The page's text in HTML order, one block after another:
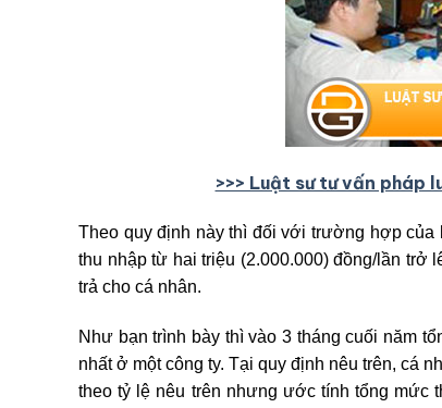
>>> Luật sư tư vấn
Theo quy định này thì đối với trường hợp của
thu nhập từ hai triệu (2.000.000) đồng/lần trở
trả cho cá nhân.
Như bạn trình bày thì vào 3 tháng cuối năm
nhất ở một công ty. Tại quy định nêu trên, cá
theo tỷ lệ nêu trên nhưng ước tính tổng mức